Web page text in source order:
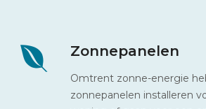
Zonnepanelen
Omtrent zonne-energie
zonnepanelen installeren